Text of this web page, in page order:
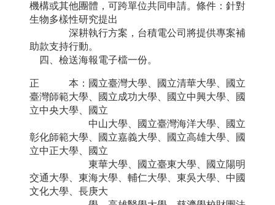
機構或其他團體，可跨單位共同申請。條件：針對
生物多樣性研究提出
深耕執行方案，台積電公司將提供專案補
助款支持行動。
四、檢送海報電子檔一份。
正 本：國立臺灣大學、國立清華大學、國立
臺灣師範大學、國立成功大學、國立中興大學、國
立中央大學、國立
中山大學、國立臺灣海洋大學、國立
彰化師範大學、國立嘉義大學、國立高雄大學、國
立中正大學、國立
東華大學、國立臺東大學、國立陽明
交通大學、東海大學、輔仁大學、東吳大學、中國
文化大學、長庚大